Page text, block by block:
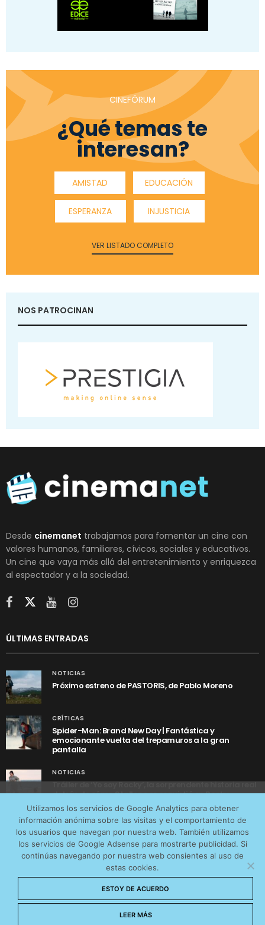
CINEFÓRUM
¿Qué temas te
interesan?
AMISTAD EDUCACIÓN
ESPERANZA INJUSTICIA
VER LISTADO COMPLETO
NOS PATROCINAN
Desde cinemanet trabajamos para fomentar un cine con
valores humanos, familiares, cívicos, sociales y educativos.
Un cine que vaya más allá del entretenimiento y enriquezca
al espectador y a la sociedad.
ÚLTIMAS ENTRADAS
NOTICIAS
Próximo estreno de PASTORIS, de Pablo Moreno
CRÍTICAS
Spider-Man: Brand New Day | Fantástica y
emocionante vuelta del trepamuros a la gran
pantalla
NOTICIAS
Tráiler de ‘Yo soy Rocky’, la sorprendente historia real
detrás de cómo Stallone se convirtió en Rocky
AVISO LEGAL CONTACTO
POLÍTICA DE COOKIES
POLÍTICA DE PRIVACIDAD
© 2026 CinemaNet. Designed by
Utilizamos los servicios de Google Analytics para obtener
información anónima sobre las visitas y el comportamiento de
los usuarios que navegan por nuestra web. También utilizamos
los servicios de Google Adsense para mostrarte publicidad. Si
continúas navegando por nuestra web consientes al uso de
estas cookies.
ESTOY DE ACUERDO
LEER MÁS
tráfico web que recibimos y conocer los servicios que
más os interesan. Puede cambiar las preferencias y
obtener más información sobre las cookies que
utilizamos en nuestra Política de cookies
Aceptar cookies
No permitir cookies